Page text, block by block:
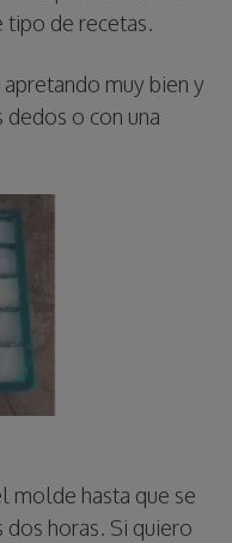
de recetas.
muy bien y
o con una
molde hasta que se
dos horas. Si quiero